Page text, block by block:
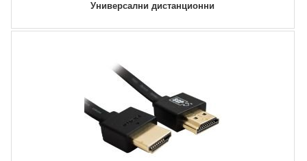
Универсални дистанционни